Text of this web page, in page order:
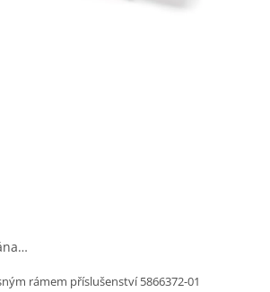
rámem příslušenství 5866372-01